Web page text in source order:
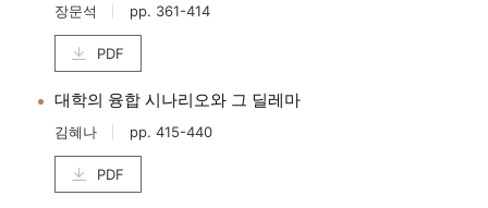
장문석
pp. 361-414
PDF
대학의 융합 시나리오와 그 딜레마
김혜나 pp. 415-440
PDF